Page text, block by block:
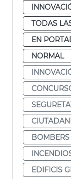
TODAS
EN
NORMAL
BOMBERS
EDIFICIS